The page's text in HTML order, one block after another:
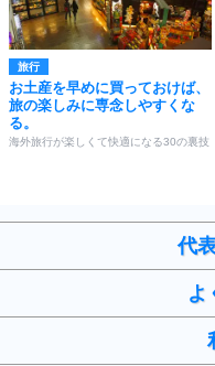
旅行
お土産を早めに買っておけば、
旅の楽しみに専念しやすくな
る。
海外旅行が楽しくて快適になる30の裏技
代
よ